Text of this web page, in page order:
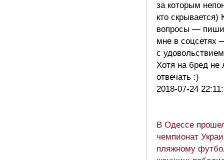
за которым
кто скрывается)
вопросы —
мне в соцсетях
с
Хотя на бред
отвечать :)
2018-07-24
В Одессе
чемпионат
пляжному